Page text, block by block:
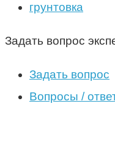
грунтовка
Задать вопрос
Задать вопрос
Вопросы /